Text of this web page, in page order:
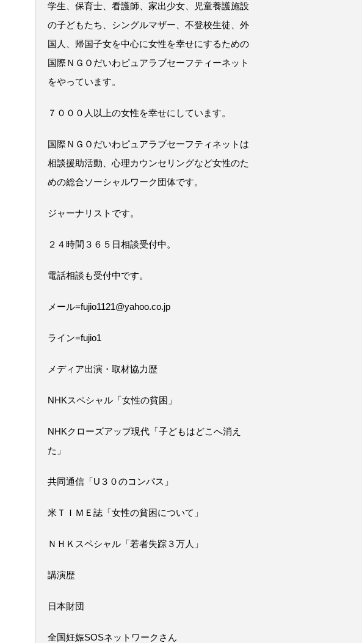
学生、保育士、看護師、家出少女、児童養護施設
の子どもたち、シングルマザー、不登校生徒、外
国人、帰国子女を中心に女性を幸せにするための
国際ＮＧＯだいわピュアラブセーフティーネット
をやっています。
７０００人以上の女性を幸せにしています。
国際ＮＧＯだいわピュアラブセーフティネットは
相談援助活動、心理カウンセリングなど女性のた
めの総合ソーシャルワーク団体です。
ジャーナリストです。
２４時間３６５日相談受付中。
電話相談も受付中です。
メール=fujio1121@yahoo.co.jp
ライン=fujio1
メディア出演・取材協力歴
NHKスペシャル「女性の貧困」
NHKクローズアップ現代「子どもはどこへ消え
た」
共同通信「U３０のコンパス」
米ＴＩＭＥ誌「女性の貧困について」
ＮＨＫスペシャル「若者失踪３万人」
講演歴
日本財団
全国妊娠SOSネットワークさん